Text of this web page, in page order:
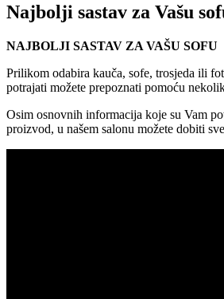
Najbolji sastav za Vašu
NAJBOLJI SASTAV ZA VAŠU SOFU
Prilikom odabira kauča, sofe, trosjeda ili
potrajati možete prepoznati pomoću
Osim osnovnih informacija koje su Vam
proizvod, u našem salonu možete dobiti